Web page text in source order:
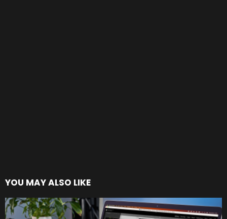
YOU MAY ALSO LIKE